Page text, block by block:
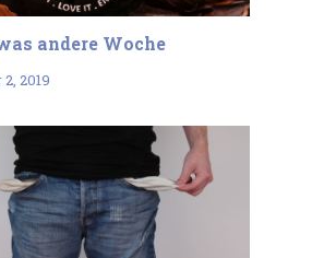
andere Woche
2019